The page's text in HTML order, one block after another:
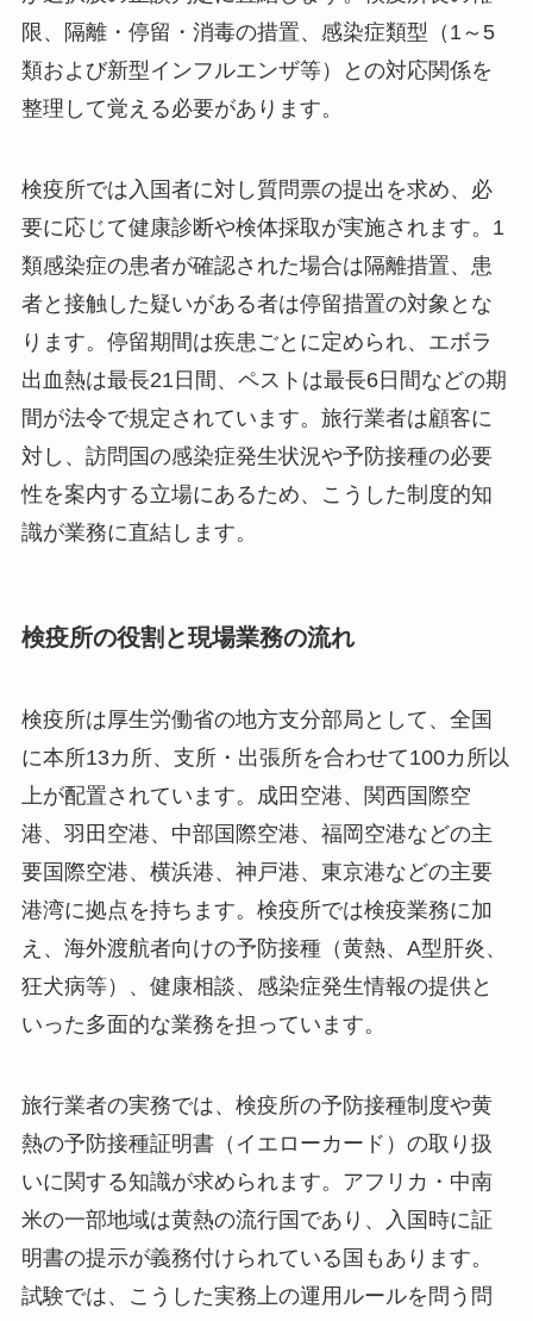
限、隔離・停留・消毒の措置、感染症類型（1～5
類および新型インフルエンザ等）との対応関係を
整理して覚える必要があります。
検疫所では入国者に対し質問票の提出を求め、必
要に応じて健康診断や検体採取が実施されます。1
類感染症の患者が確認された場合は隔離措置、患
者と接触した疑いがある者は停留措置の対象とな
ります。停留期間は疾患ごとに定められ、エボラ
出血熱は最長21日間、ペストは最長6日間などの期
間が法令で規定されています。旅行業者は顧客に
対し、訪問国の感染症発生状況や予防接種の必要
性を案内する立場にあるため、こうした制度的知
識が業務に直結します。
検疫所の役割と現場業務の流れ
検疫所は厚生労働省の地方支分部局として、全国
に本所13カ所、支所・出張所を合わせて100カ所以
上が配置されています。成田空港、関西国際空
港、羽田空港、中部国際空港、福岡空港などの主
要国際空港、横浜港、神戸港、東京港などの主要
港湾に拠点を持ちます。検疫所では検疫業務に加
え、海外渡航者向けの予防接種（黄熱、A型肝炎、
狂犬病等）、健康相談、感染症発生情報の提供と
いった多面的な業務を担っています。
旅行業者の実務では、検疫所の予防接種制度や黄
熱の予防接種証明書（イエローカード）の取り扱
いに関する知識が求められます。アフリカ・中南
米の一部地域は黄熱の流行国であり、入国時に証
明書の提示が義務付けられている国もあります。
試験では、こうした実務上の運用ルールを問う問